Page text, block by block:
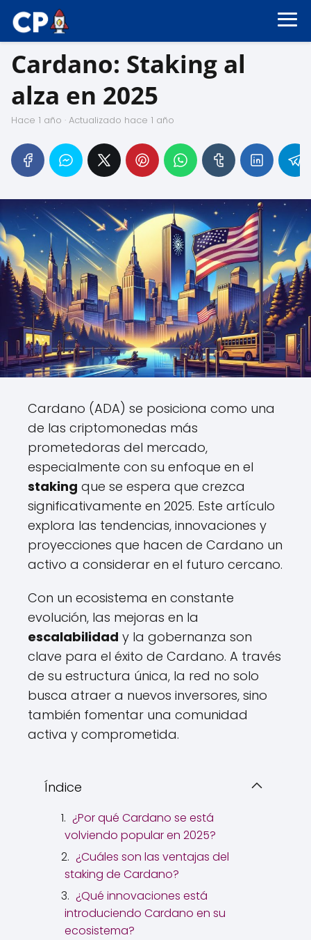
Cardano: Staking al
alza en 2025
hace 1 año · Actualizado hace 1 año
Cardano (ADA) se posiciona como una
de las criptomonedas más
prometedoras del mercado,
especialmente con su enfoque en el
staking que se espera que crezca
significativamente en 2025. Este artículo
explora las tendencias, innovaciones y
proyecciones que hacen de Cardano un
activo a considerar en el futuro cercano.
Con un ecosistema en constante
evolución, las mejoras en la
escalabilidad y la gobernanza son
clave para el éxito de Cardano. A través
de su estructura única, la red no solo
busca atraer a nuevos inversores, sino
también fomentar una comunidad
activa y comprometida.
Índice
¿Por qué Cardano se está
volviendo popular en 2025?
¿Cuáles son las ventajas del
staking de Cardano?
¿Qué innovaciones está
introduciendo Cardano en su
ecosistema?